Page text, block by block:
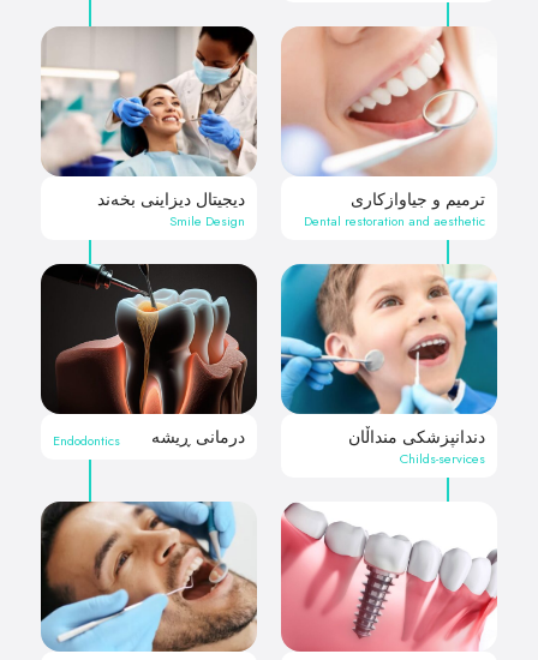
ترمیم و جیاوازکاری
Dental restoration and aesthetic
دیجیتال دیزاینی بخەند
Smile Design
دندانپزشکی منداڵان
Childs-services
درمانی ڕیشە Endodontics